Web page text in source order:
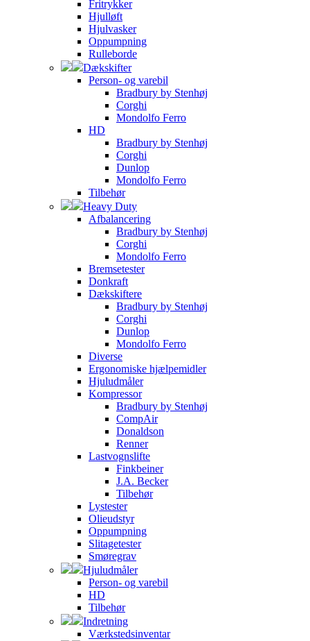
Fritrykker
Hjulløft
Hjulvasker
Oppumpning
Rulleborde
Dækskifter
Person- og varebil
Bradbury by Stenhøj
Corghi
Mondolfo Ferro
HD
Bradbury by Stenhøj
Corghi
Dunlop
Mondolfo Ferro
Tilbehør
Heavy Duty
Afbalancering
Bradbury by Stenhøj
Corghi
Mondolfo Ferro
Bremsetester
Donkraft
Dækskiftere
Bradbury by Stenhøj
Corghi
Dunlop
Mondolfo Ferro
Diverse
Ergonomiske hjælpemidler
Hjuludmåler
Kompressor
Bradbury by Stenhøj
CompAir
Donaldson
Renner
Lastvognslifte
Finkbeiner
J.A. Becker
Tilbehør
Lystester
Olieudstyr
Oppumpning
Slitagetester
Smøregrav
Hjuludmåler
Person- og varebil
HD
Tilbehør
Indretning
Værkstedsinventar